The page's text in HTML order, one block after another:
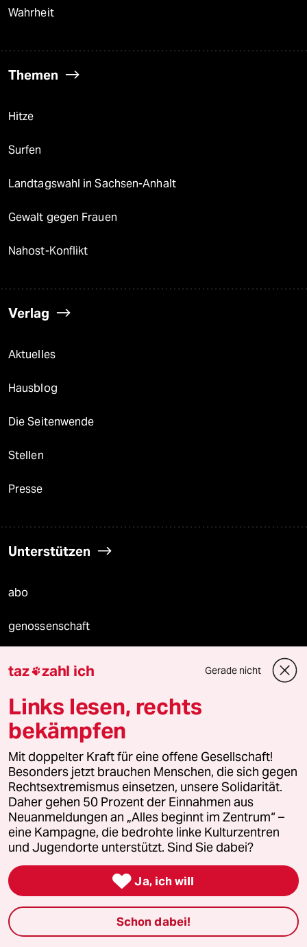
Wahrheit
Themen
Hitze
Surfen
Landtagswahl in Sachsen-Anhalt
Gewalt gegen Frauen
Nahost-Konflikt
Verlag
Aktuelles
Hausblog
Die Seitenwende
Stellen
Presse
Unterstützen
abo
genossenschaft
panterstiftung
panterpreis 2026
Podcast
bundestalk
fernverbindung
klima update°
taz zahl ich Gerade nicht
Links lesen, rechts
bekämpfen
Mit doppelter Kraft für eine offene Gesellschaft!
Besonders jetzt brauchen Menschen, die sich gegen
Rechtsextremismus einsetzen, unsere Solidarität.
Daher gehen 50 Prozent der Einnahmen aus
Neuanmeldungen an „Alles beginnt im Zentrum“ –
eine Kampagne, die bedrohte linke Kulturzentren
und Jugendorte unterstützt. Sind Sie dabei?
 Ja, ich will
Schon dabei!